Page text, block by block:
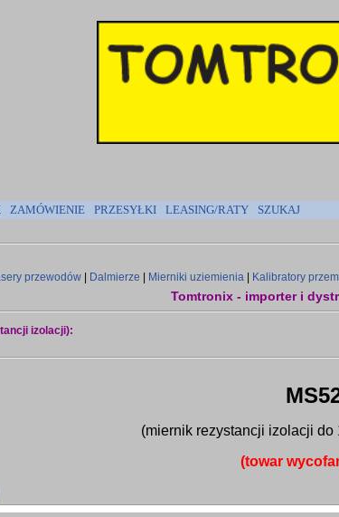
ZAMÓWIENIE PRZESYŁKI LEASING/RATY SZUKAJ
przewodów Dalmierze Mierniki uziemienia Kalibratory
Tomtronix - importer i
izolacji):
(miernik rezystancji izolacji
(towar